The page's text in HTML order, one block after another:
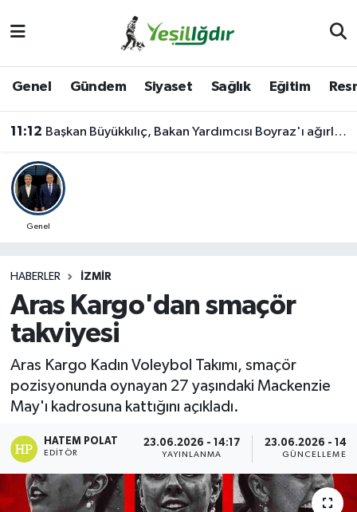
Genel Gündem Siyaset Sağlık Eğitim
11:12 Başkan Büyükkılıç, Bakan Yardımcısı Boyraz'ı ağırladı
Genel
HABERLER İZMIR
Aras Kargo'dan smaçör
takviyesi
Aras Kargo Kadın Voleybol Takımı, smaçör
pozisyonunda oynayan 27 yaşındaki Mackenzie
May'ı kadrosuna kattığını açıkladı.
HATEM POLAT
EDITÖR
23.06.2026 - 14:17
YAYINLANMA
23.06.2026 -
GÜNCELLEME
İğdir Namaz Vakitleri
Iğdır Trafik Yoğunluk Haritası
Süper Lig Puan Durumu ve Fikstür
Son Dakika Haberleri
Haber Arşivi